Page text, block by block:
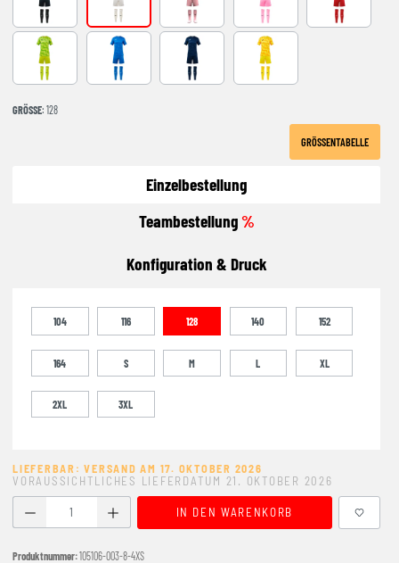
ANTHRACITE Beige CORAL FLUOR FLUOR PINK RED
green royal NAVY YELLOW
GRÖSSE : 128
GRÖSSENTABELLE
Einzelbestellung
Teambestellung%
Konfiguration & Druck
104 116 128 140 152
164 S M L XL
2XL 3XL
LIEFERBAR: VERSAND AM 17. OKTOBER 2026
VORAUSSICHTLICHES LIEFERDATUM 21. OKTOBER 2026
Produkt Anzahl: Gib den gewünschten Wert ein oder
IN DEN WARENKORB
Produktnummer:105106-003-8-4XS